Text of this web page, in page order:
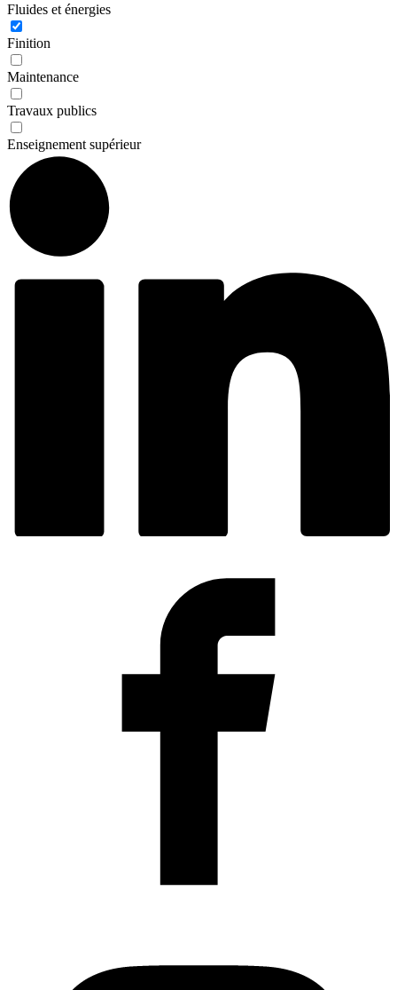
Fluides et énergies
Finition
Maintenance
Travaux publics
Enseignement supérieur